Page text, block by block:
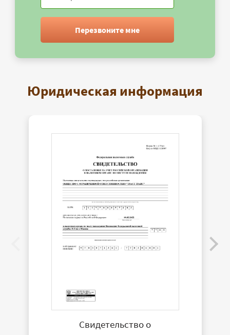
Перезвоните мне
Юридическая информация
Свидетельство о